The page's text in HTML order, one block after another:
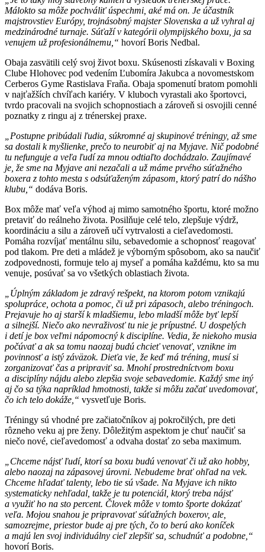
Málokto sa môže pochváliť úspechmi, aké má on. Je účastník
majstrovstiev Európy, trojnásobný majster Slovenska a už vyhral aj
medzinárodné turnaje. Súťaží v kategórii olympijského boxu, ja sa
venujem už profesionálnemu,“ hovorí Boris Nedbal.
Obaja zasvätili celý svoj život boxu. Skúsenosti získavali v Boxing
Clube Hlohovec pod vedením Ľubomíra Jakubca a novomestskom
Cerberos Gyme Rastislava Fraňa. Obaja spomenutí bratom pomohli
v najťažších chvíľach kariéry. V kluboch vyrastali ako športovci,
tvrdo pracovali na svojich schopnostiach a zároveň si osvojili cenné
poznatky z ringu aj z trénerskej praxe.
„Postupne pribúdali ľudia, súkromné aj skupinové tréningy, až sme
sa dostali k myšlienke, prečo to neurobiť aj na Myjave. Nič podobné
tu nefunguje a veľa ľudí za mnou odtiaľto dochádzalo. Zaujímavé
je, že sme na Myjave ani nezačali a už máme prvého súťažného
boxera z tohto mesta s odsúťaženým zápasom, ktorý patrí do nášho
klubu,“ dodáva Boris.
Box môže mať veľa výhod aj mimo samotného športu, ktoré možno
pretaviť do reálneho života. Posilňuje celé telo, zlepšuje výdrž,
koordináciu a silu a zároveň učí vytrvalosti a cieľavedomosti.
Pomáha rozvíjať mentálnu silu, sebavedomie a schopnosť reagovať
pod tlakom. Pre deti a mládež je výborným spôsobom, ako sa naučiť
zodpovednosti, formuje telo aj myseľ a pomáha každému, kto sa mu
venuje, posúvať sa vo všetkých oblastiach života.
„Úplným základom je zdravý rešpekt, na ktorom potom vznikajú
spolupráce, ochota a pomoc, či už pri zápasoch, alebo tréningoch.
Prejavuje ho aj starší k mladšiemu, lebo mladší môže byť lepší
a silnejší. Niečo ako nevraživosť tu nie je prípustné. U dospelých
i detí je box veľmi nápomocný k disciplíne. Vedia, že niekoho musia
počúvať a ak sa tomu naozaj budú chcieť venovať, vznikne im
povinnosť a istý záväzok. Dieťa vie, že keď má tréning, musí si
zorganizovať čas a pripraviť sa. Mnohí prostredníctvom boxu
a disciplíny nájdu alebo zlepšia svoje sebavedomie. Každý sme iný
aj čo sa týka napríklad hmotnosti, takže si môžu začať uvedomovať,
čo ich telo dokáže,“ vysvetľuje Boris.
Tréningy sú vhodné pre začiatočníkov aj pokročilých, pre deti
rôzneho veku aj pre ženy. Dôležitým aspektom je chuť naučiť sa
niečo nové, cieľavedomosť a odvaha dostať zo seba maximum.
„Chceme nájsť ľudí, ktorí sa boxu budú venovať či už ako hobby,
alebo naozaj na zápasovej úrovni. Nebudeme brať ohľad na vek.
Chceme hľadať talenty, lebo tie sú všade. Na Myjave ich nikto
systematicky nehľadal, takže je tu potenciál, ktorý treba nájsť
a využiť ho na sto percent. Človek môže v tomto športe dokázať
veľa. Mojou snahou je pripravovať súťažných boxerov, ale,
samozrejme, priestor bude aj pre tých, čo to berú ako koníček
a majú len svoj individuálny cieľ zlepšiť sa, schudnúť a podobne,“
hovorí Boris.